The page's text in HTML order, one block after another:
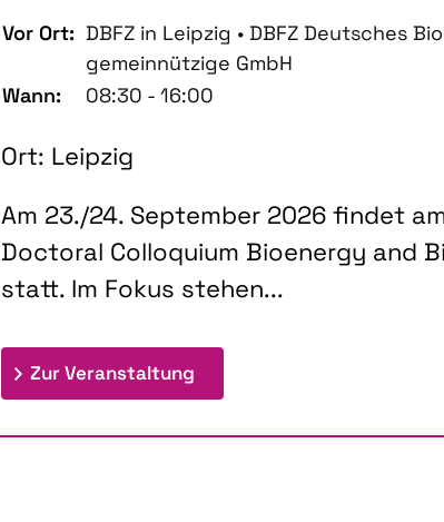
Vor Ort: DBFZ in Leipzig • DBFZ Deutsches
gemeinnützige GmbH
Wann:
08:30 - 16:00
Ort: Leipzig
Am 23./24. September 2026 findet
Doctoral Colloquium Bioenergy and
statt. Im Fokus stehen...
Zur Veranstaltung: 9th Doctoral Colloquium